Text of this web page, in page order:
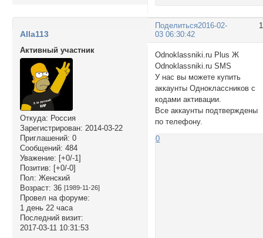
Поделиться2016-02-
03 06:30:42
Alla113
Активный участник
Откуда: Россия
Зарегистрирован: 2014-03-22
Приглашений: 0
Сообщений: 484
Уважение: [+0/-1]
Позитив: [+0/-0]
Пол: Женский
Возраст: 36 [1989-11-26]
Провел на форуме:
1 день 22 часа
Последний визит:
2017-03-11 10:31:53
Odnoklassniki.ru Plus Ж
Odnoklassniki.ru SMS
У нас вы можете купить
аккаунты Одноклассников с
кодами активации.
Все аккаунты подтверждены
по телефону.
0